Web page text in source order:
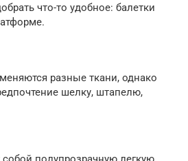
что-то удобное: балетки
разные ткани, однако
шелку, штапелю,